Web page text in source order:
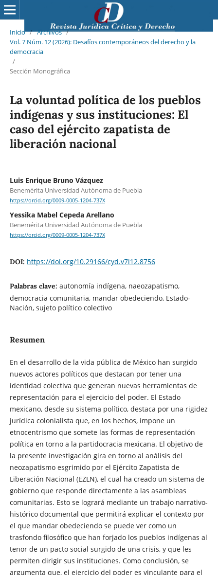
Inicio / Archivos /
Vol. 7 Núm. 12 (2026): Desafíos contemporáneos del derecho y la
democracia
/
Sección Monográfica
La voluntad política de los pueblos
indígenas y sus instituciones: El
caso del ejército zapatista de
liberación nacional
Luis Enrique Bruno Vázquez
Benemérita Universidad Autónoma de Puebla
https://orcid.org/0009-0005-1204-737X
Yessika Mabel Cepeda Arellano
Benemérita Universidad Autónoma de Puebla
https://orcid.org/0009-0005-1204-737X
DOI: https://doi.org/10.29166/cyd.v7i12.8756
Palabras clave: autonomía indígena, naeozapatismo,
democracia comunitaria, mandar obedeciendo, Estado-
Nación, sujeto político colectivo
Resumen
En el desarrollo de la vida pública de México han surgido
nuevos actores políticos que destacan por tener una
identidad colectiva que generan nuevas herramientas de
representación para el ejercicio del poder. El Estado
mexicano, desde su sistema político, destaca por una rigidez
jurídica colonialista que, en los hechos, impone un
etnocentrismo que somete las formas de representación
política en torno a la partidocracia mexicana. El objetivo de
la presente investigación gira en torno al análisis del
neozapatismo esgrimido por el Ejército Zapatista de
Liberación Nacional (EZLN), el cual ha creado un sistema de
gobierno que responde directamente a las asambleas
comunitarias. Esto se logrará mediante un trabajo narrativo-
histórico documental que permitirá explicar el contexto por
el que mandar obedeciendo se puede ver como un
trasfondo filosófico que han forjado los pueblos indígenas al
tenor de un pacto social surgido de una crisis, y que les
permiten dirigir sus instituciones. Como conclusión, se
argumenta que, el ejercicio del poder es vinculante para el